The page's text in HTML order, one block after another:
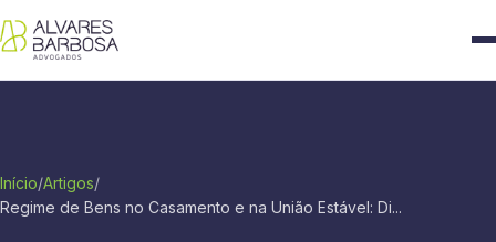
Início/Artigos/
Regime de Bens no Casamento e na União Estável: Di...